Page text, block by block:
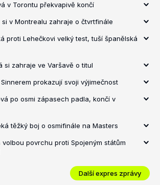
v Torontu překvapivě končí
si v Montrealu zahraje o čtvrtfinále
proti Lehečkovi velký test, tuší španělská
si zahraje ve Varšavě o titul
prokazují svoji výjimečnost
po osmi zápasech padla, končí v
těžký boj o osmifinále na Masters
volbou povrchu proti Spojeným státům
Další expres zprávy